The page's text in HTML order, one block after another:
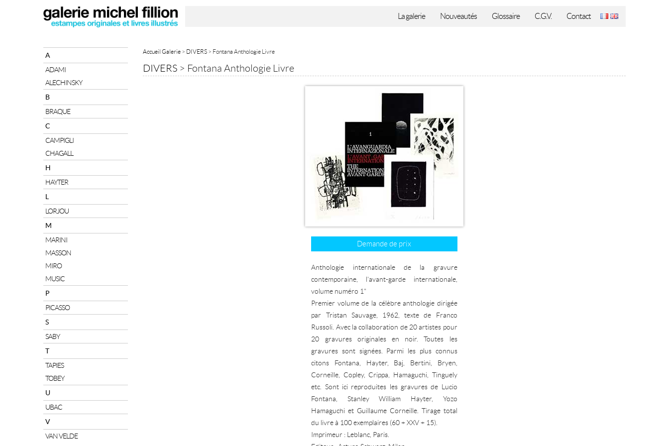
La galerie Nouveautés Glossaire C.G.V. Contact
A
ADAMI
ALECHINSKY
B
BRAQUE
C
CAMPIGLI
CHAGALL
H
HAYTER
L
LORJOU
M
MARINI
MASSON
MIRO
MUSIC
P
PICASSO
S
SABY
T
TAPIES
TOBEY
U
UBAC
V
VAN VELDE
Accueil Galerie > DIVERS > Fontana Anthologie Livre
DIVERS > Fontana Anthologie Livre
Demande de prix
Anthologie internationale de la gravure
contemporaine, l'avant-garde internationale,
volume numéro 1"
Premier volume de la célèbre anthologie dirigée
par Tristan Sauvage, 1962, texte de Franco
Russoli. Avec la collaboration de 20 artistes pour
20 gravures originales en noir. Toutes les
gravures sont signées. Parmi les plus connus
citons Fontana, Hayter, Baj, Bertini, Bryen,
Corneille, Copley, Crippa, Hamaguchi, Tinguely
etc. Sont ici reproduites les gravures de Lucio
Fontana, Stanley William Hayter, Yozo
Hamaguchi et Guillaume Corneille. Tirage total
du livre à 100 exemplaires (60 + XXV + 15).
Imprimeur : Leblanc, Paris.